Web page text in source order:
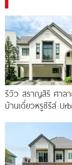
รีวิว สราญสิริ ศาลา
บ้านเดี่ยวหรูซีรีส์
ใหญ่